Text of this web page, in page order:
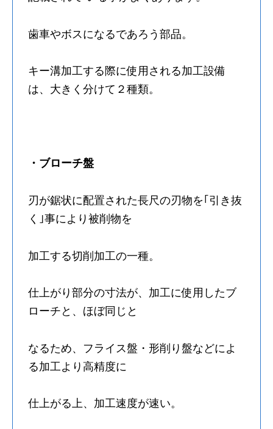
歯車やボスになるであろう部品。
キー溝加工する際に使用される加工設備
は、大きく分けて２種類。
・ブローチ盤
刃が鋸状に配置された長尺の刃物を｢引き抜
く｣事により被削物を
加工する切削加工の一種。
仕上がり部分の寸法が、加工に使用したブ
ローチと、ほぼ同じと
なるため、フライス盤・形削り盤などによ
る加工より高精度に
仕上がる上、加工速度が速い。